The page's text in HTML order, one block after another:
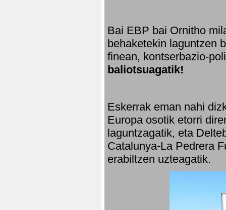
Bai EBP bai Ornitho
behaketekin laguntzen
finean, kontserbazio-
baliotsuagatik!
Eskerrak eman nahi
Europa osotik etorri
laguntzagatik, eta
Catalunya-La Pedrera
erabiltzen uzteagatik.